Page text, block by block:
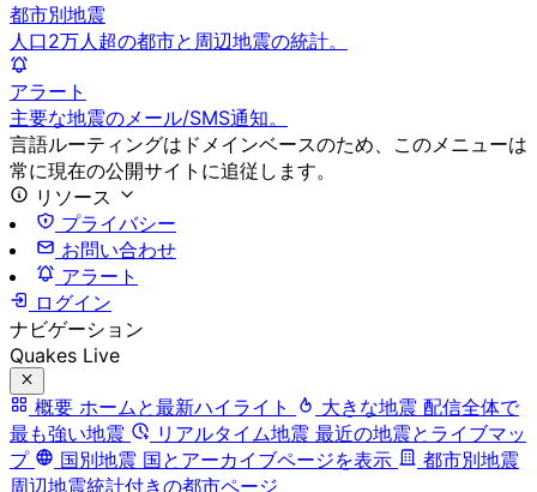
都市別地震
人口2万人超の都市と周辺地震の統計。
アラート
主要な地震のメール/SMS通知。
言語ルーティングはドメインベースのため、このメニューは
常に現在の公開サイトに追従します。
リソース
プライバシー
お問い合わせ
アラート
ログイン
ナビゲーション
Quakes Live
概要 ホームと最新ハイライト 大きな地震 配信全体で
最も強い地震
リアルタイム地震 最近の地震とライブマッ
プ
国別地震 国とアーカイブページを表示
都市別地震
周辺地震統計付きの都市ページ